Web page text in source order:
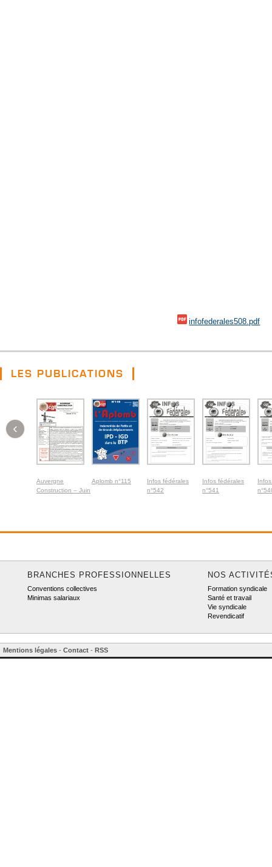
infofederales508.pdf
LES PUBLICATIONS
Auvergne
Construction – Juin
Aplomb n°115
Infos fédérales
n°542
Infos fédérales
n°541
‹
BRANCHES PROFESSIONNELLES
Conventions collectives
Minimas salariaux
NOS
Formation syndicale
Santé et travail
Vie syndicale
Revendicatif
Mentions légales - Contact - RSS